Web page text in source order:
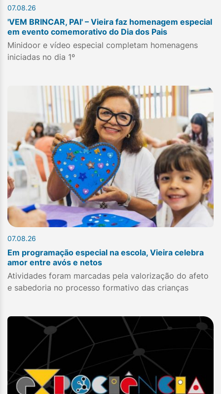
07.08.26
'VEM BRINCAR, PAI' – Vieira faz homenagem especial
em evento comemorativo do Dia dos Pais
Minidoor e vídeo especial completam homenagens
iniciadas no dia 1º
07.08.26
Em programação especial na escola, Vieira celebra
amor entre avós e netos
Atividades foram marcadas pela valorização do afeto
e sabedoria no processo formativo das crianças